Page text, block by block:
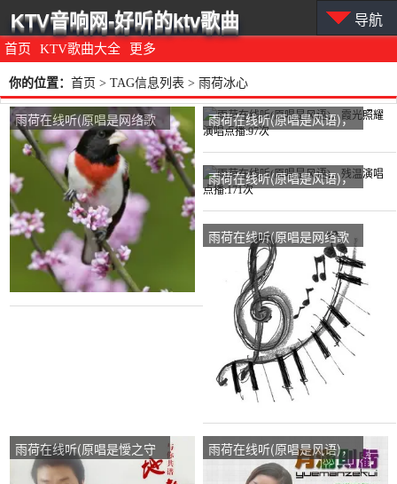
首页 KTV歌曲大全 更多
KTV音响网-好听的ktv歌曲 导航
你的位置： 首页 > TAG信息列表 > 雨荷冰心
雨荷在线听(原唱是网络歌
手)，阿姐演唱点播:409次
雨荷在线听(原唱是风语)，
霞光照耀演唱点播:97次
雨荷在线听(原唱是风语)，
残温演唱点播:171次
雨荷在线听(原唱是网络歌
手)，可心演唱点播:443次
雨荷在线听(原唱是懓之守
候)，真诚的心演唱点播:24
雨荷在线听(原唱是风语)，
美好人生演唱点播:49次